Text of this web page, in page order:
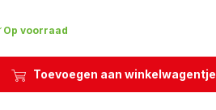
Toevoegen aan winkelwagentje
Op voorraad